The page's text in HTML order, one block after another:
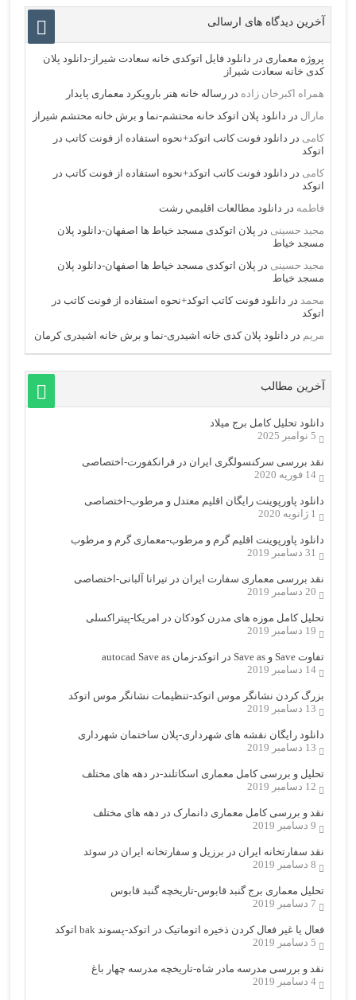
آخرین دیدگاه های ارسالی
پروژه معماری در دانلود فایل اتوکدی خانه سعادت شیراز-دانلود پلان
کدی خانه سعادت شیراز
همراه اکبرخان زاده دررساله خانه هنر بارویکرد معماری پایدار
مارال در دانلود پلان اتوکد خانه محتشم-نما و برش خانه محتشم شیراز
کامی در دانلود فونت کاتب اتوکد+نحوه استفاده از فونت کاتب در
اتوکد
کامی در دانلود فونت کاتب اتوکد+نحوه استفاده از فونت کاتب در
اتوکد
فاطمه در دانلود مطالعات اقليمي رشت
مجید حسینی در پلان اتوکدی مسجد خیاط ها اصفهان-دانلود پلان
مسجد خیاط
مجید حسینی در پلان اتوکدی مسجد خیاط ها اصفهان-دانلود پلان
مسجد خیاط
محمد در دانلود فونت کاتب اتوکد+نحوه استفاده از فونت کاتب در
اتوکد
مریم در دانلود پلان کدی خانه اشیدری-نما و برش خانه اشیدری کرمان
آخرین مطالب
دانلود تحلیل کامل برج میلاد
5 نوامبر 2025
نقد بررسی سرکنسولگری ایران در فرانکفورت-اختصاصی
14 فوریه 2020
دانلود پاورپوینت رایگان اقلیم معتدل و مرطوب-اختصاصی
1 ژانویه 2020
دانلود پاورپوینت اقلیم گرم و مرطوب-معماری گرم و مرطوب
31 دسامبر 2019
نقد بررسی معماری سفارت ایران در تیرانا آلبانی-اختصاصی
20 دسامبر 2019
تحلیل کامل موزه های مدرن کودکان در امریکا-پیتراکسلی
19 دسامبر 2019
تفاوت Save و Save as در اتوکد-زمان autocad Save as
14 دسامبر 2019
بزرگ کردن نشانگر موس اتوکد-تنظیمات نشانگر موس اتوکد
13 دسامبر 2019
دانلود رایگان نقشه های شهرداری-پلان ساختمان شهرداری
13 دسامبر 2019
تحلیل و بررسی کامل معماری اسکاتلند-در دهه های مختلف
12 دسامبر 2019
نقد و بررسی کامل معماری دانمارک در دهه های مختلف
9 دسامبر 2019
نقد سفارتخانه ایران در برزیل و سفارتخانه ایران در سوئد
8 دسامبر 2019
تحلیل معماری برج گنبد قابوس-تاریخچه گنبد قابوس
7 دسامبر 2019
فعال یا غیر فعال کردن ذخیره اتوماتیک در اتوکد-پسوند bak اتوکد
5 دسامبر 2019
نقد و بررسی مدرسه مادر شاه-تاریخچه مدرسه چهار باغ
4 دسامبر 2019